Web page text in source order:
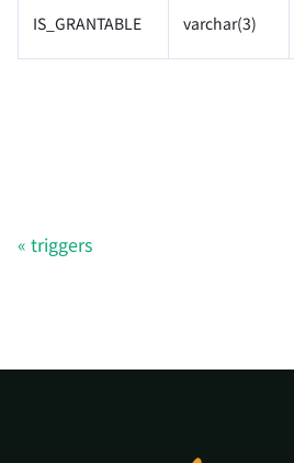
IS_GRANTABLE varchar(3)
triggers